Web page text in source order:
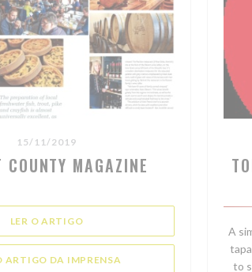
15/11/2019
COUNTY MAGAZINE
LER O ARTIGO((ABRE NUMA NOVA JANELA))
ARTIGO DA IMPRENSA
A
to